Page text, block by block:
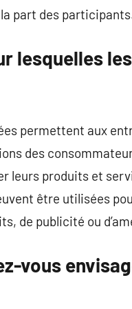
part des
lesquelles
permettent aux
des
leurs produits et
être utilisées
de publicité ou
vous